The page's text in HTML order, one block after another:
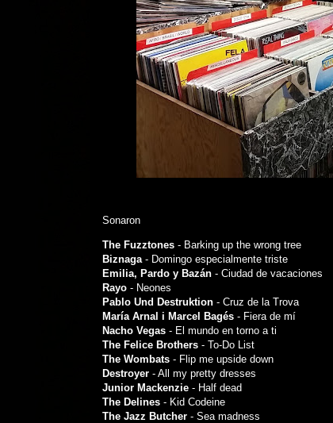
Sonaron
The Fuzztones - Barking up the wrong tree
Biznaga- Domingo especialmente triste
Emilia, Pardo y Bazán - Ciudad de vacaciones
Rayo - Neones
Pablo Und Destruktion - Cruz de la Trova
María Arnal i Marcel Bagés - Fiera de mí
Nacho Vegas - El mundo en torno a ti
The Felice Brothers - To-Do List
The Wombats - Flip me upside down
Destroyer - All my pretty dresses
Junior Mackenzie - Half dead
The Delines - Kid Codeine
The Jazz Butcher - Sea madness